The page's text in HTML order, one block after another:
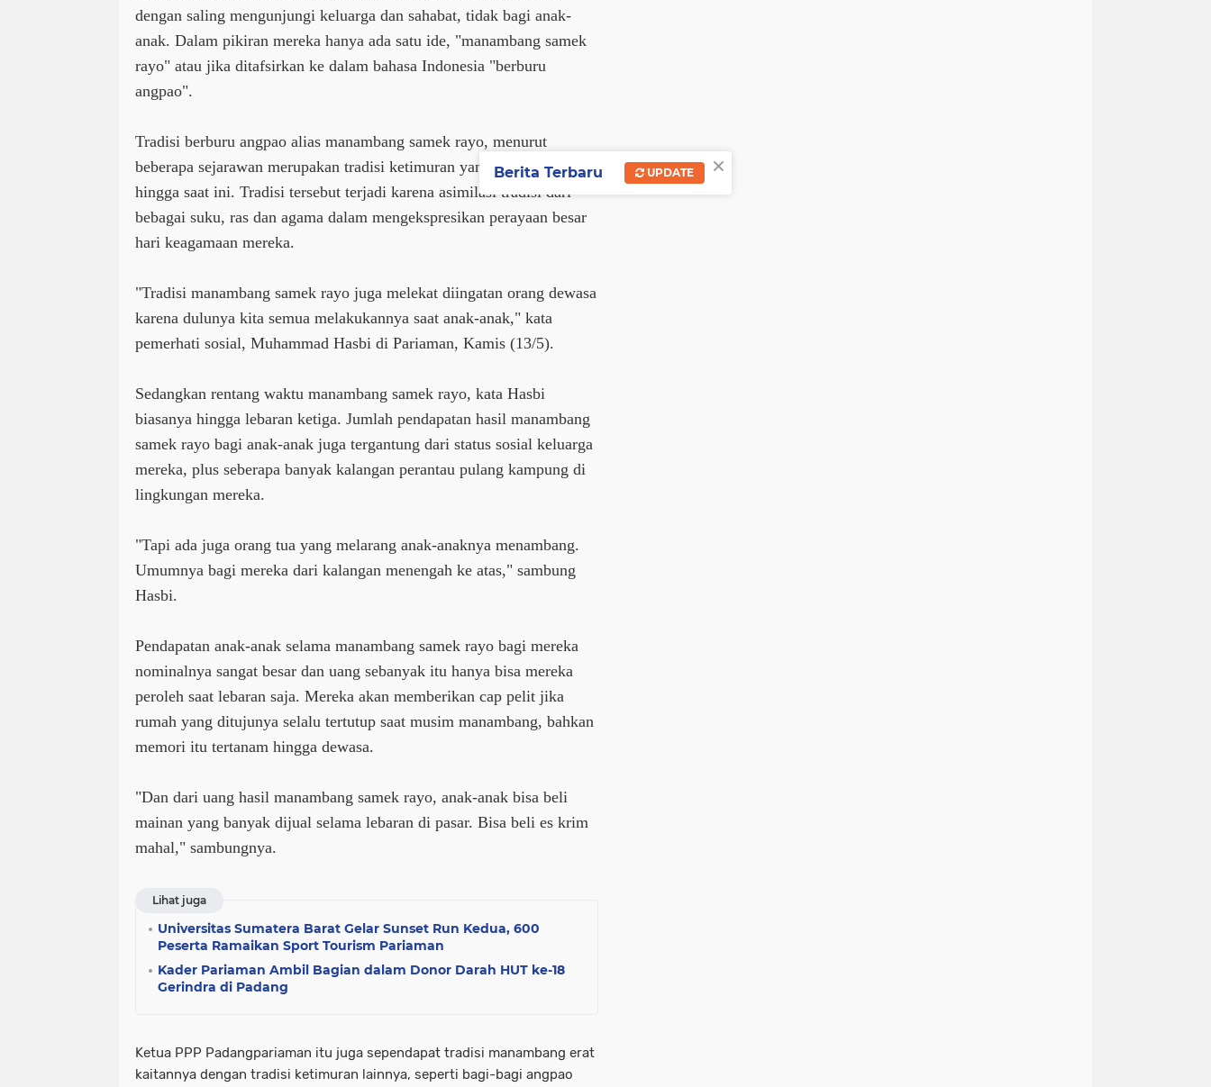
dengan saling mengunjungi keluarga dan sahabat, tidak bagi anak-
anak. Dalam pikiran mereka hanya ada satu ide, "manambang samek
rayo" atau jika ditafsirkan ke dalam bahasa Indonesia "berburu
angpao".
Tradisi berburu angpao alias manambang samek rayo, menurut
beberapa sejarawan merupakan tradisi ketimuran yang masih lestari
hingga saat ini. Tradisi tersebut terjadi karena asimilasi tradisi dari
bebagai suku, ras dan agama dalam mengekspresikan perayaan besar
hari keagamaan mereka.
"Tradisi manambang samek rayo juga melekat diingatan orang dewasa
karena dulunya kita semua melakukannya saat anak-anak," kata
pemerhati sosial, Muhammad Hasbi di Pariaman, Kamis (13/5).
Sedangkan rentang waktu manambang samek rayo, kata Hasbi
biasanya hingga lebaran ketiga. Jumlah pendapatan hasil manambang
samek rayo bagi anak-anak juga tergantung dari status sosial keluarga
mereka, plus seberapa banyak kalangan perantau pulang kampung di
lingkungan mereka.
"Tapi ada juga orang tua yang melarang anak-anaknya menambang.
Umumnya bagi mereka dari kalangan menengah ke atas," sambung
Hasbi.
Pendapatan anak-anak selama manambang samek rayo bagi mereka
nominalnya sangat besar dan uang sebanyak itu hanya bisa mereka
peroleh saat lebaran saja. Mereka akan memberikan cap pelit jika
rumah yang ditujunya selalu tertutup saat musim manambang, bahkan
memori itu tertanam hingga dewasa.
"Dan dari uang hasil manambang samek rayo, anak-anak bisa beli
mainan yang banyak dijual selama lebaran di pasar. Bisa beli es krim
mahal," sambungnya.
Lihat juga
Universitas Sumatera Barat Gelar Sunset Run Kedua, 600
Peserta Ramaikan Sport Tourism Pariaman
Kader Pariaman Ambil Bagian dalam Donor Darah HUT ke-18
Gerindra di Padang
Ketua PPP Padangpariaman itu juga sependapat tradisi manambang erat
kaitannya dengan tradisi ketimuran lainnya, seperti bagi-bagi angpao
×
Berita Terbaru UPDATE